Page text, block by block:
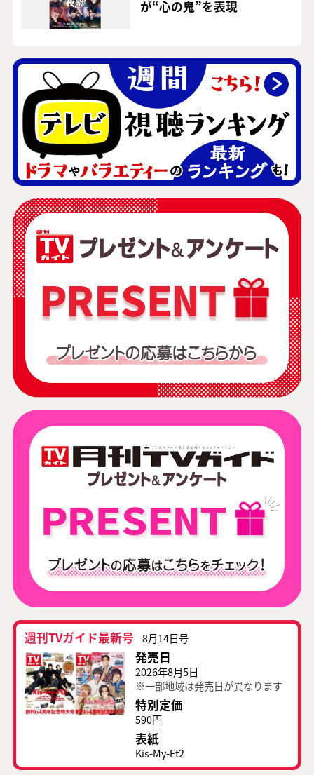
が“心の鬼”を表現
週刊TVガイド最新号 8月14日号
発売日
2026年8月5日
※一部地域は発売日が異なります
特別定価
590円
表紙
Kis-My-Ft2